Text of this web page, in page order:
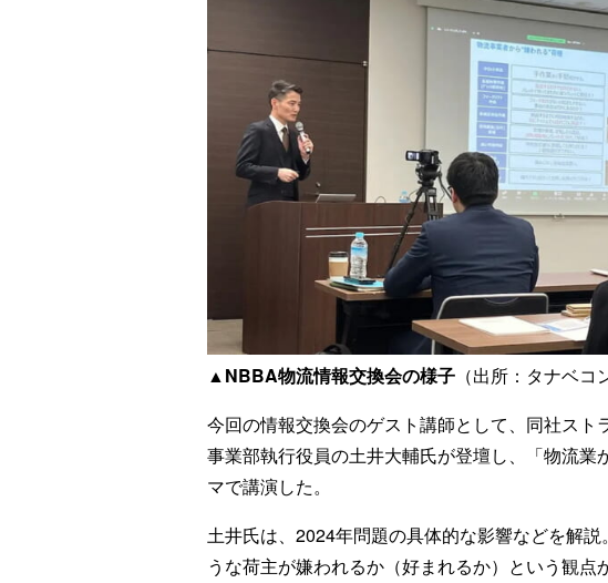
▲NBBA物流情報交換会の様子 （出所：タナベコ
今回の情報交換会のゲスト講師として、同社ス
事業部執行役員の土井大輔氏が登壇し、「物流業
マで講演した。
土井氏は、2024年問題の具体的な影響などを解
うな荷主が嫌われるか（好まれるか）という観